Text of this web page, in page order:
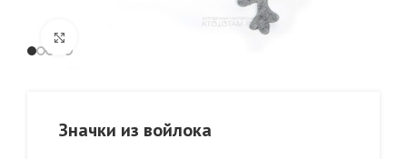
Значки из войлока